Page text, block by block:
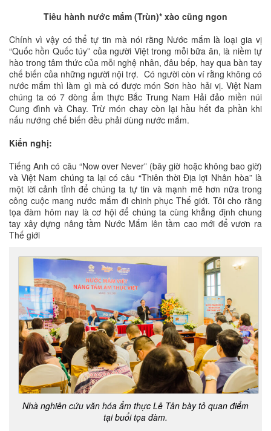
Tiêu hành nước mắm (Trùn)* xào cũng ngon
Chính vì vậy có thể tự tin mà nói rằng Nước mắm là loại gia vị
“Quốc hồn Quốc túy” của người Việt trong mỗi bữa ăn, là niềm tự
hào trong tâm thức của mỗi nghệ nhân, đâu bếp, hay qua bàn tay
chế biến của những người nội trợ. Có người còn ví rằng không có
nước mắm thì làm gì mà có được món Sơn hào hải vị. Việt Nam
chúng ta có 7 dòng ẩm thực Bắc Trung Nam Hải đảo miền núi
Cung đình và Chay. Trừ món chay còn lại hầu hết đa phần khi
nấu nướng chế biến đều phải dùng nước mắm.
Kiến nghị:
Tiếng Anh có câu “Now over Never” (bây giờ hoặc không bao giờ)
và Việt Nam chúng ta lại có câu “Thiên thời Địa lợi Nhân hòa” là
một lời cảnh tỉnh để chúng ta tự tin và mạnh mẽ hơn nữa trong
công cuộc mang nước mắm đi chinh phục Thế giới. Tôi cho rằng
tọa đàm hôm nay là cơ hội để chúng ta cùng khẳng định chung
tay xây dựng nâng tầm Nước Mắm lên tầm cao mới để vươn ra
Thế giới
Nhà nghiên cứu văn hóa ẩm thực Lê Tân bày tỏ quan điểm
tại buổi tọa đàm.